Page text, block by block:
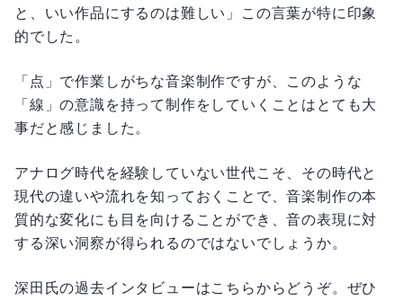
と、いい作品にするのは難しい」この言葉が特に印象
的でした。
「点」で作業しがちな音楽制作ですが、このような
「線」の意識を持って制作をしていくことはとても大
事だと感じました。
アナログ時代を経験していない世代こそ、その時代と
現代の違いや流れを知っておくことで、音楽制作の本
質的な変化にも目を向けることができ、音の表現に対
する深い洞察が得られるのではないでしょうか。
深田氏の過去インタビューはこちらからどうぞ。ぜひ